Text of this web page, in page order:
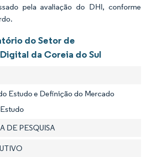
pela avaliação do DHI, conforme
do Setor de
da Coreia do Sul
Estudo e Definição do Mercado
DE PESQUISA